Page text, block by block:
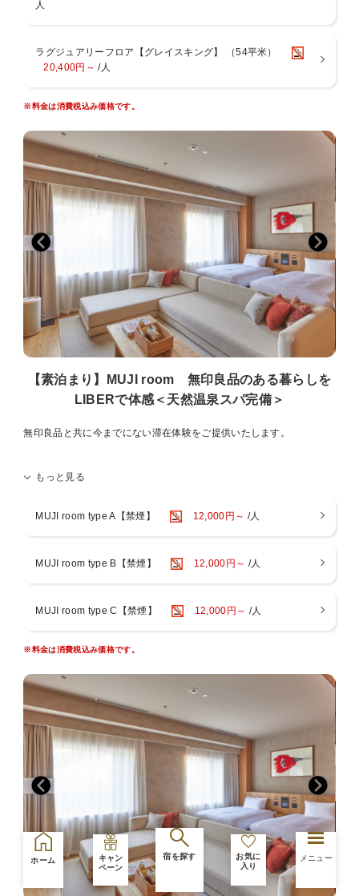
その他施設は、ご入場・ご来店をお断りしております。
■大阪府条例により、1人1泊あたり宿泊税（最大500円）を別途頂戴い
たします。
いたします。
人
ラグジュアリーフロア【グレイスキング】 （54平米）
20,400円～ /人
※料金は消費税込み価格です。
【素泊まり】MUJI room 無印良品のある暮らしを
LIBERで体感＜天然温泉スパ完備＞
無印良品と共に今までにない滞在体験をご提供いたします。
無印良品と共に今までにない滞在体験をご提供いたします。
「MUJI room」は全4タイプ。旅のスタイルにあわせて、お選びくだ
シャンプー/コンディショナー/ボディソープ/クレンジング/洗顔フォー
※ 添い寝のお子様は対象外でございます。
す。
〇天然温泉スパ【3階 RIVERSIDE SPA】は滞在中何度でもご利用い
ただけます。
天然温泉の大浴場・サウナ・露天風呂完備。アメニティやタオル類も
ございます。
【営業時間】 14：00～24：00（最終入場23：30） / 6：00～9：
00（最終入場8：30）
※3歳以下のお子様のご利用はご遠慮いただいております。
※異性の浴室・ロッカールームのご利用は6歳以下とさせていただい
ております。
※タトゥーのあるお客様はスパのご利用をご遠慮いただいておりま
す。
＜ご注意点＞
■館内1階・3階に喫煙スペースがございます。
もっと見る
MUJI room type A【禁煙】 12,000円～ /人
MUJI room type B【禁煙】 12,000円～ /人
MUJI room type C【禁煙】 12,000円～ /人
※料金は消費税込み価格です。